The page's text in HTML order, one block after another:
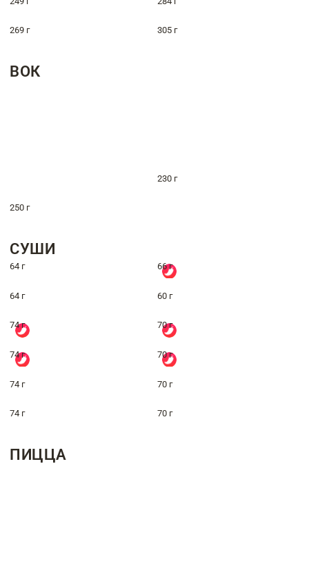
269 г 305 г
ВОК
230 г
250 г
СУШИ
64 г 66 г
64 г 60 г
74 г 70 г
74 г 70 г
74 г 70 г
74 г 70 г
ПИЦЦА